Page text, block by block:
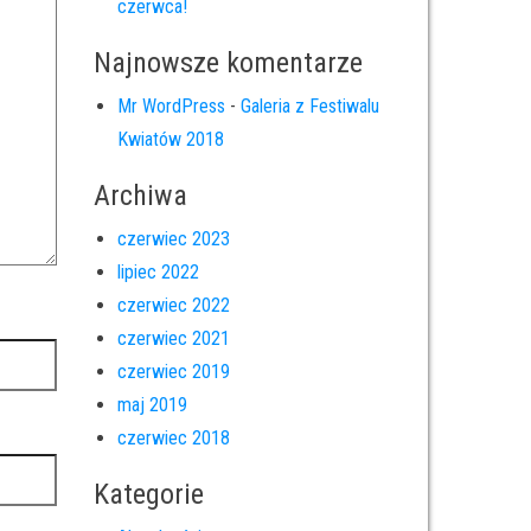
czerwca!
Najnowsze komentarze
Mr WordPress - Galeria z Festiwalu
Kwiatów 2018
Archiwa
czerwiec 2023
lipiec 2022
czerwiec 2022
czerwiec 2021
czerwiec 2019
maj 2019
czerwiec 2018
Kategorie